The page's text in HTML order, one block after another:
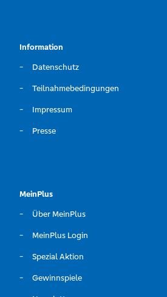
Information
Datenschutz
Teilnahmebedingungen
Impressum
Presse
MeinPlus
Über MeinPlus
MeinPlus Login
Spezial Aktion
Gewinnspiele